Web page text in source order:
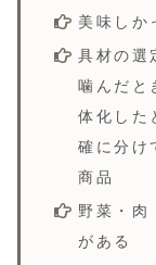
美味しか
具材の選
噛んだと
体化した
確に分け
商品
野菜・肉
がある